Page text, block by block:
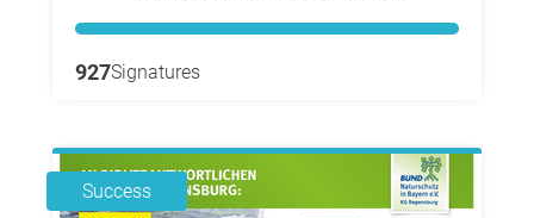
927Signatures
Success